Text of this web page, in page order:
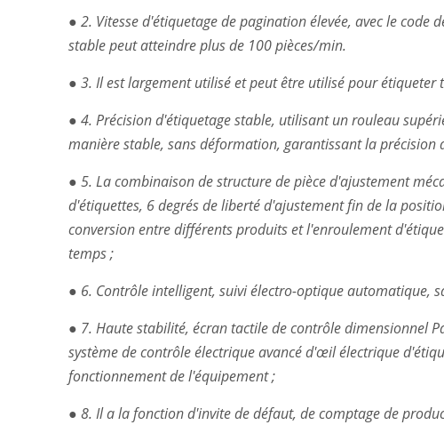
● 2. Vitesse d'étiquetage de pagination élevée, avec le code
stable peut atteindre plus de 100 pièces/min.
● 3. Il est largement utilisé et peut être utilisé pour étiqueter
● 4. Précision d'étiquetage stable, utilisant un rouleau
manière stable, sans déformation, garantissant la précision
● 5. La combinaison de structure de pièce d'ajustement
d'étiquettes, 6 degrés de liberté d'ajustement fin de la
conversion entre différents produits et l'enroulement
temps ;
● 6. Contrôle intelligent, suivi électro-optique automatique,
● 7. Haute stabilité, écran tactile de contrôle dimensionnel
système de contrôle électrique avancé d'œil électrique
fonctionnement de l'équipement ;
● 8. Il a la fonction d'invite de défaut, de comptage de